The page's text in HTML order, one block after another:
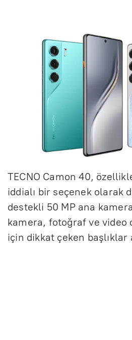
TECNO Camon 40,
iddialı bir seçenek olarak
destekli 50 MP ana
kamera, fotoğraf ve video
için dikkat çeken başlıklar